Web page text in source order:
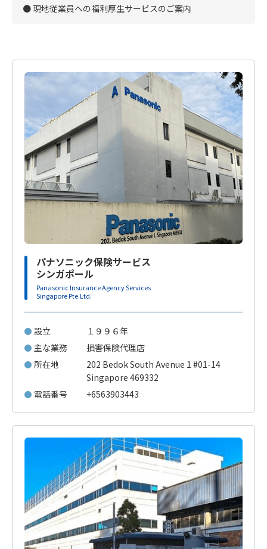
現地従業員への福利厚生サービスのご案内
パナソニック保険サービス
シンガポール
Panasonic Insurance Agency Services
Singapore Pte.Ltd.
設立
１９９６年
主な業務
損害保険代理店
所在地
202 Bedok South Avenue 1 #01-14
Singapore 469332
電話番号
+6563903443